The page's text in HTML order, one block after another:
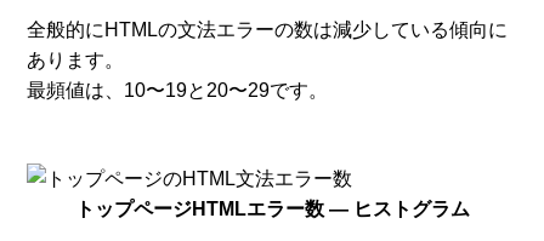
全般的にHTMLの文法エラーの数は減少している傾向に
あります。
最頻値は、10〜19と20〜29です。
トップページHTMLエラー数 — ヒストグラム